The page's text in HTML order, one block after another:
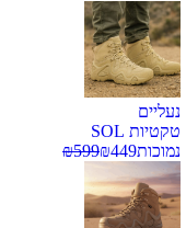
נעליים
טקטיות SOL
נמוכות
₪449
₪599